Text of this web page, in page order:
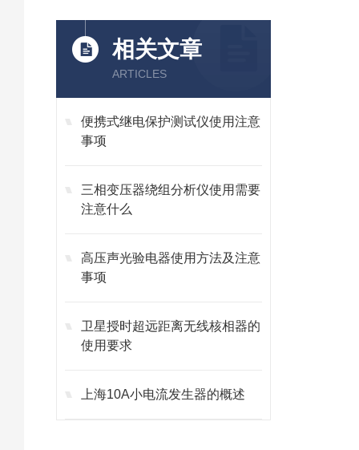
相关文章
ARTICLES
便携式继电保护测试仪使用注意
事项
三相变压器绕组分析仪使用需要
注意什么
高压声光验电器使用方法及注意
事项
卫星授时超远距离无线核相器的
使用要求
上海10A小电流发生器的概述